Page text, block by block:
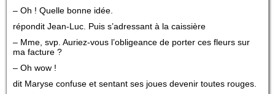
– Oh ! Quelle bonne idée.
répondit Jean-Luc. Puis s’adressant à la caissière
– Mme, svp. Auriez-vous l’obligeance de porter ces fleurs sur
ma facture ?
– Oh wow !
dit Maryse confuse et sentant ses joues devenir toutes rouges.